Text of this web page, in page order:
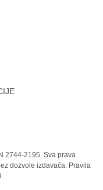
2744-2195. Sva prava
dozvole izdavača. Pravila